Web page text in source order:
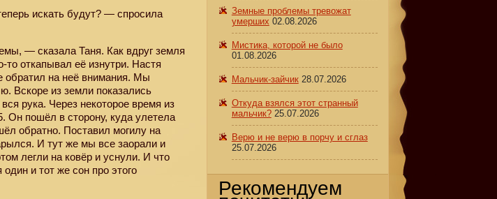
искать будут? — спросила
— сказала Таня. Как вдруг земля
то откапывал её изнутри. Настя
обратил на неё внимания. Мы
Вскоре из земли показались
рука. Через некоторое время из
Он пошёл в сторону, куда улетела
обратно. Поставил могилу на
И тут же мы все заорали и
легли на ковёр и уснули. И что
и тот же сон про этого
Земные проблемы тревожат
умерших 02.08.2026
Мистика, которой не было
01.08.2026
Мальчик-зайчик 28.07.2026
Откуда взялся этот странный
мальчик? 25.07.2026
Верю и не верю в порчу и сглаз
25.07.2026
Рекомендуем